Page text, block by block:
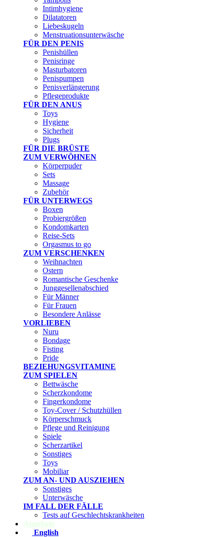
Intimhygiene
Dilatatoren
Liebeskugeln
Menstruationsunterwäsche
FÜR DEN PENIS
Penishüllen
Penisringe
Masturbatoren
Penispumpen
Penisverlängerung
Pflegeprodukte
FÜR DEN ANUS
Toys
Hygiene
Sicherheit
Plugs
FÜR DIE BRÜSTE
ZUM VERWÖHNEN
Körperpuder
Sets
Massage
Zubehör
FÜR UNTERWEGS
Boxen
Probiergrößen
Kondomkarten
Reise-Sets
Orgasmus to go
ZUM VERSCHENKEN
Weihnachten
Ostern
Romantische Geschenke
Junggesellenabschied
Für Männer
Für Frauen
Besondere Anlässe
VORLIEBEN
Nuru
Bondage
Fisting
Pride
BEZIEHUNGSVITAMINE
ZUM SPIELEN
Bettwäsche
Scherzkondome
Fingerkondome
Toy-Cover / Schutzhüllen
Körperschmuck
Pflege und Reinigung
Spiele
Scherzartikel
Sonstiges
Toys
Mobiliar
ZUM AN- UND AUSZIEHEN
Sonstiges
Unterwäsche
IM FALL DER FÄLLE
Tests auf Geschlechtskrankheiten
Angebote
English